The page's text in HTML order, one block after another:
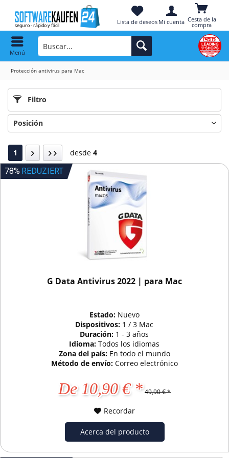
Cesta de la
compra
Lista de deseos Mi cuenta
Menú
Protección antivirus para Mac
Filtro
1 desde 4
78% REDUZIERT
G Data Antivirus 2022 | para Mac
Estado: Nuevo
Dispositivos: 1 / 3 Mac
Duración: 1 - 3 años
Idioma:Todos los idiomas
Zona del país: En todo el mundo
Método de envío: Correo electrónico
De 10,90 € * 49,90 € *
Recordar
Acerca del producto